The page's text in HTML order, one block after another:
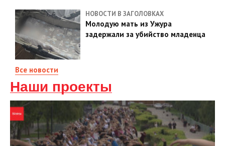
НОВОСТИ В ЗАГОЛОВКАХ
Молодую мать из Ужура
задержали за убийство младенца
Все новости
Наши проекты